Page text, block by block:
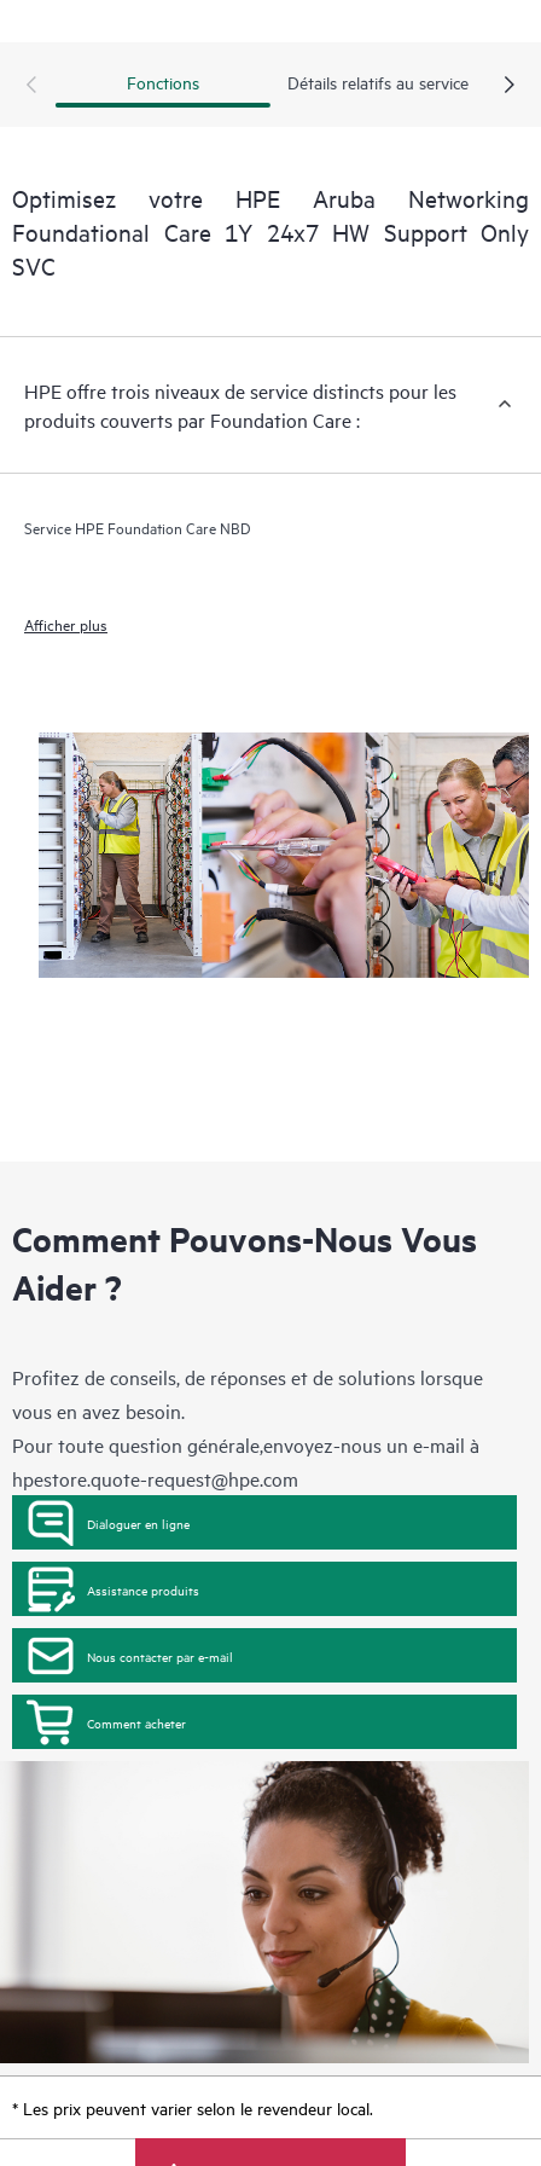
Fonctions Détails relatifs au service
Optimisez votre HPE Aruba Networking
Foundational Care 1Y 24x7 HW Support Only
SVC
HPE offre trois niveaux de service distincts pour les
produits couverts par Foundation Care :
Service HPE Foundation Care NBD
Afficher plus
Comment Pouvons-Nous Vous
Aider ?
Profitez de conseils, de réponses et de solutions lorsque
vous en avez besoin.
Pour toute question générale,envoyez-nous un e-mail à
hpestore.quote-request@hpe.com
Dialoguer en ligne
Assistance produits
Nous contacter par e-mail
Comment acheter
* Les prix peuvent varier selon le revendeur local.